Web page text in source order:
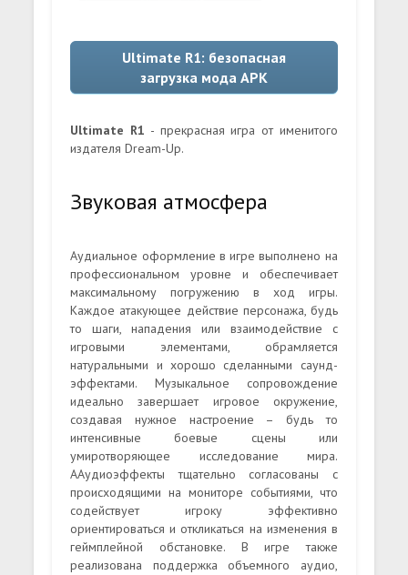
Ultimate R1: безопасная
загрузка мода APK
Ultimate R1 - прекрасная игра от именитого
издателя Dream-Up.
Звуковая атмосфера
Аудиальное оформление в игре выполнено на
профессиональном уровне и обеспечивает
максимальному погружению в ход игры.
Каждое атакующее действие персонажа, будь
то шаги, нападения или взаимодействие с
игровыми элементами, обрамляется
натуральными и хорошо сделанными саунд-
эффектами. Музыкальное сопровождение
идеально завершает игровое окружение,
создавая нужное настроение – будь то
интенсивные боевые сцены или
умиротворяющее исследование мира.
ААудиоэффекты тщательно согласованы с
происходящими на мониторе событиями, что
содействует игроку эффективно
ориентироваться и откликаться на изменения в
геймплейной обстановке. В игре также
реализована поддержка объемного аудио,